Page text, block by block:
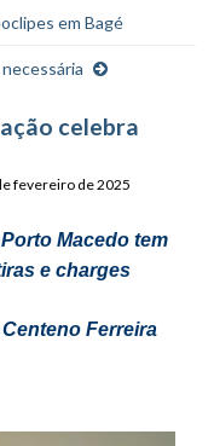
em Bagé
celebra
fevereiro de 2025
Macedo tem
tiras e charges
Centeno Ferreira